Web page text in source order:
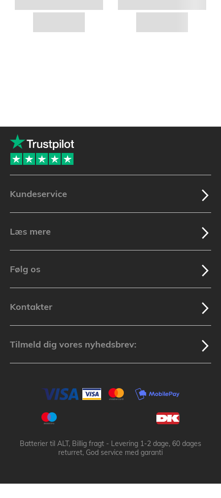
Kundeservice
Læs mere
Følg os
Kontakter
Tilmeld dig vores nyhedsbrev:
Batterier til ALT, Billig fragt - Levering 1-2 dage, 60 dages
returret, God service med garanti